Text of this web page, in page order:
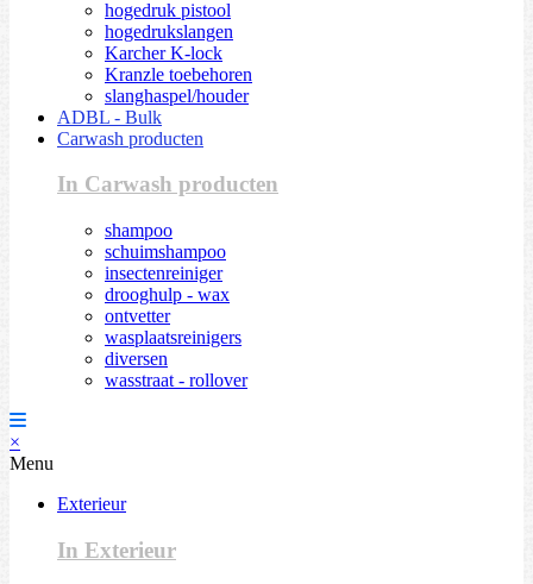
hogedruk pistool
hogedrukslangen
Karcher K-lock
Kranzle toebehoren
slanghaspel/houder
ADBL - Bulk
Carwash producten
In Carwash producten
shampoo
schuimshampoo
insectenreiniger
drooghulp - wax
ontvetter
wasplaatsreinigers
diversen
wasstraat - rollover
×
Menu
Exterieur
In Exterieur